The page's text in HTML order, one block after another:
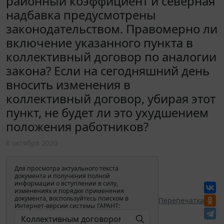
надбавка предусмотрены
законодательством. Правомерно ли
включение указанного пункта в
коллективный договор по аналогии
закона? Если на сегодняшний день
вносить изменения в
коллективный договор, убирая этот
пункт, не будет ли это ухудшением
положения работников?
Для просмотра актуального текста
документа и получения полной
информации о вступлении в силу,
изменениях и порядке применения
документа, воспользуйтесь поиском в
Интернет-версии системы ГАРАНТ:
Перепечатка